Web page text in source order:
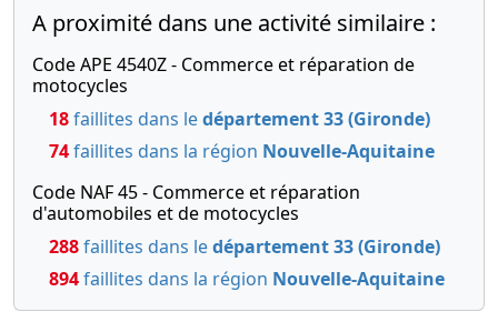
A proximité dans une activité similaire :
Code APE 4540Z - Commerce et réparation de
motocycles
18faillites dans ledépartement 33 (Gironde)
74faillites dans la région Nouvelle-Aquitaine
Code NAF 45 - Commerce et réparation
d'automobiles et de motocycles
288faillites dans ledépartement 33 (Gironde)
894faillites dans la région Nouvelle-Aquitaine